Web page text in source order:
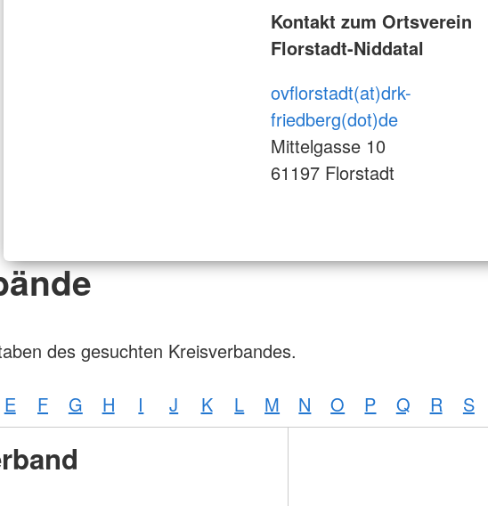
Kontakt zum Ortsverein
Florstadt-Niddatal
ovflorstadt(at)drk-
friedberg(dot)de
Mittelgasse 10
61197 Florstadt
des gesuchten Kreisverbandes.
E F G H I J K L M N O P Q R S